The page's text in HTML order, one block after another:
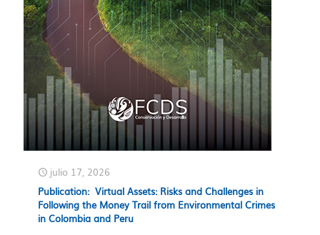
julio 17, 2026
Publication: Virtual Assets: Risks and Challenges in
Following the Money Trail from Environmental Crimes
in Colombia and Peru